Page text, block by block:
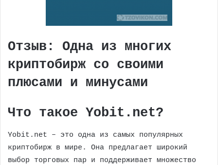
Отзыв: Одна из многих
криптобирж со своими
плюсами и минусами
Что такое Yobit.net?
Yobit.net – это одна из самых популярных
криптобирж в мире. Она предлагает широкий
выбор торговых пар и поддерживает множество